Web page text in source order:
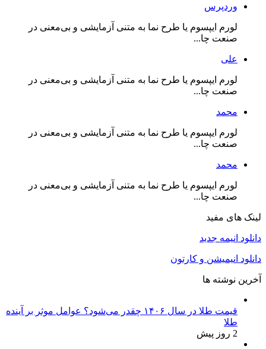
وردپرس
لورم ایپسوم یا طرح‌ نما به متنی آزمایشی و بی‌معنی در
صنعت چا...
علی
لورم ایپسوم یا طرح‌ نما به متنی آزمایشی و بی‌معنی در
صنعت چا...
محمد
لورم ایپسوم یا طرح‌ نما به متنی آزمایشی و بی‌معنی در
صنعت چا...
محمد
لورم ایپسوم یا طرح‌ نما به متنی آزمایشی و بی‌معنی در
صنعت چا...
لینک های مفید
دانلود انیمه جدید
دانلود انیمیشن و کارتون
آخرین نوشته ها
قیمت طلا در سال ۱۴۰۶ چقدر می‌شود؟ عوامل موثر بر آینده
طلا
2 روز پیش